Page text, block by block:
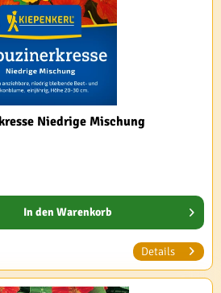
Niedrige Mischung
In den Warenkorb
Details